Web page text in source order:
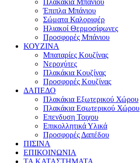
Πλακάκια Μπάνιου
Έπιπλα Μπάνιου
Σώματα Καλοριφέρ
Ηλιακοί Θερμοσίφωνες
Προσφορές Μπάνιου
ΚΟΥΖΙΝΑ
Μπαταρίες Κουζίνας
Νεροχύτες
Πλακάκια Κουζίνας
Προσφορές Κουζίνας
ΔΑΠΕΔΟ
Πλακάκια Εξωτερικού Χώρου
Πλακάκια Εσωτερικού Χώρου
Επενδυση Τοιχου
Επικολλητικά Υλικά
Προσφορές Δαπέδου
ΠΙΣΙΝΑ
ΕΠΙΚΟΙΝΩΝΙΑ